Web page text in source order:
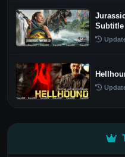
Subtitle